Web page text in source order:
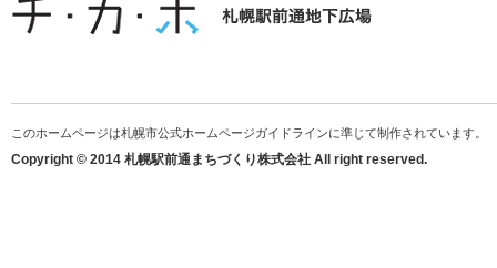
このホームページは札幌市公式ホームページガイドラインに準じて制作されています。
Copyright © 2014 札幌駅前通まちづくり株式会社 All right reserved.